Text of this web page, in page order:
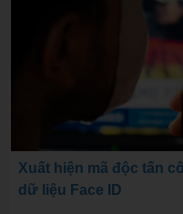
Xuất hiện mã độc tấn
dữ liệu Face ID